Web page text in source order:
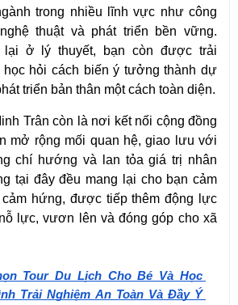
trong nhiều lĩnh vực như công
thuật và phát triển bền vững.
lại ở lý thuyết, bạn còn được trải
học hỏi cách biến ý tưởng thành dự
triển bản thân một cách toàn diện.
Trân còn là nơi kết nối cộng đồng
mở rộng mối quan hệ, giao lưu với
chí hướng và lan tỏa giá trị nhân
tại đây đều mang lại cho bạn cảm
hứng, được tiếp thêm động lực
lực, vươn lên và đóng góp cho xã
Tour Du Lịch Cho Bé Và Học
Trải Nghiệm An Toàn Và Đầy Ý